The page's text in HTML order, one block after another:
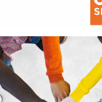
La prévention des conflits
d’intérêts
18 septembre 2023
FEUILLETER